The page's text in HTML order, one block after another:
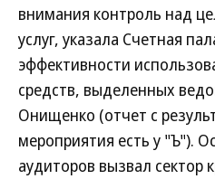
внимания контроль над
услуг, указала Счетная
эффективности
средств, выделенных
Онищенко (отчет с
мероприятия есть у "Ъ").
аудиторов вызвал сектор